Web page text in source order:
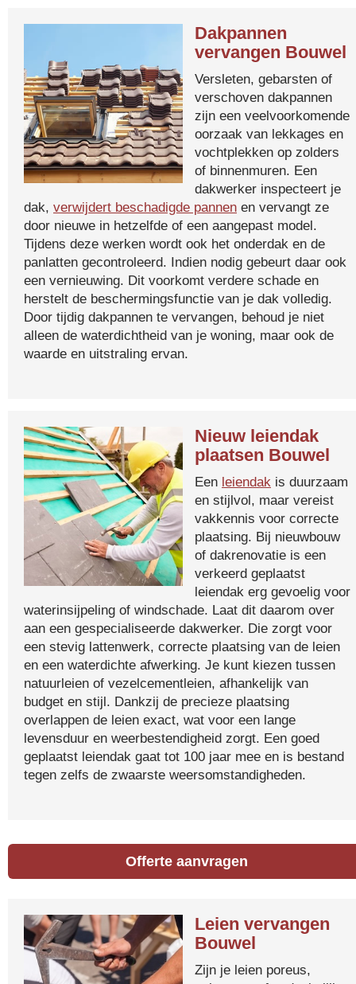
Dakpannen
vervangen Bouwel
Versleten, gebarsten of
verschoven dakpannen
zijn een veelvoorkomende
oorzaak van lekkages en
vochtplekken op zolders
of binnenmuren. Een
dakwerker inspecteert je
dak, verwijdert beschadigde pannen en vervangt ze
door nieuwe in hetzelfde of een aangepast model.
Tijdens deze werken wordt ook het onderdak en de
panlatten gecontroleerd. Indien nodig gebeurt daar ook
een vernieuwing. Dit voorkomt verdere schade en
herstelt de beschermingsfunctie van je dak volledig.
Door tijdig dakpannen te vervangen, behoud je niet
alleen de waterdichtheid van je woning, maar ook de
waarde en uitstraling ervan.
Nieuw leiendak
plaatsen Bouwel
Een leiendak is duurzaam
en stijlvol, maar vereist
vakkennis voor correcte
plaatsing. Bij nieuwbouw
of dakrenovatie is een
verkeerd geplaatst
leiendak erg gevoelig voor
waterinsijpeling of windschade. Laat dit daarom over
aan een gespecialiseerde dakwerker. Die zorgt voor
een stevig lattenwerk, correcte plaatsing van de leien
en een waterdichte afwerking. Je kunt kiezen tussen
natuurleien of vezelcementleien, afhankelijk van
budget en stijl. Dankzij de precieze plaatsing
overlappen de leien exact, wat voor een lange
levensduur en weerbestendigheid zorgt. Een goed
geplaatst leiendak gaat tot 100 jaar mee en is bestand
tegen zelfs de zwaarste weersomstandigheden.
Offerte aanvragen
Leien vervangen
Bouwel
Zijn je leien poreus,